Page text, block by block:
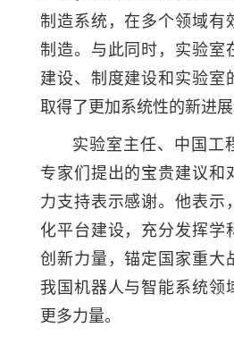
制造系统，在多个领域有
制造。与此同时，实验室
建设、制度建设和实验室
取得了更加系统性的新进展
实验室主任、中国工
专家们提出的宝贵建议和
力支持表示感谢。他表示
化平台建设，充分发挥学
创新力量，锚定国家重大
我国机器人与智能系统领
更多力量。